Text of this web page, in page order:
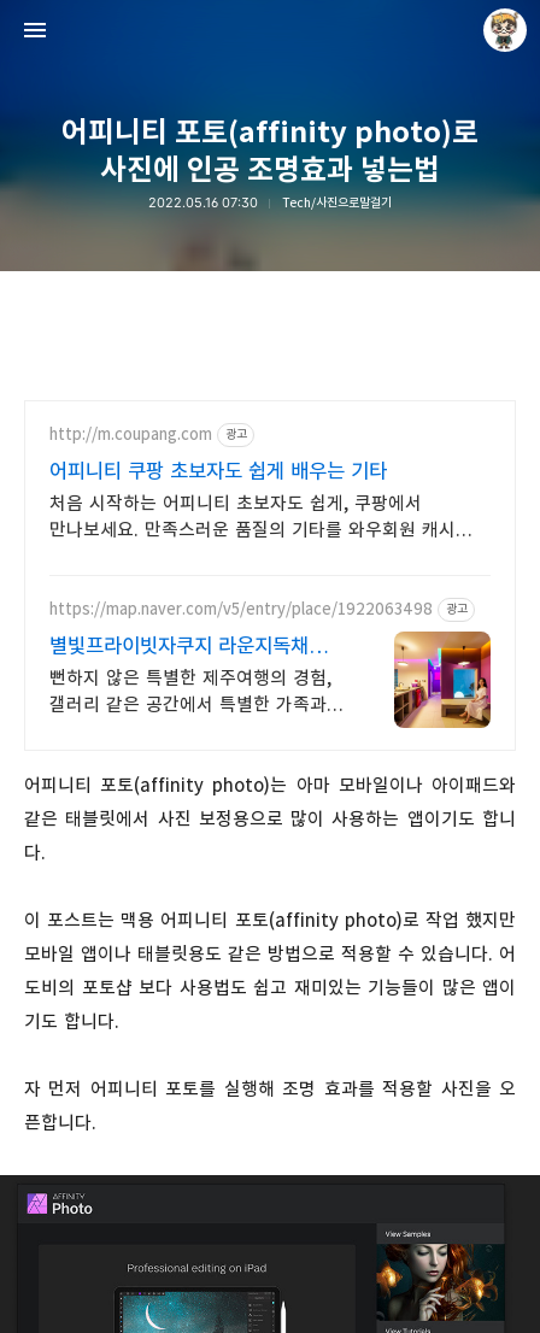
어피니티 포토(affinity photo)로
사진에 인공 조명효과 넣는법
2022.05.16 07:30 Tech/사진으로말걸기
http://m.coupang.com 광고
어피니티 쿠팡 초보자도 쉽게 배우는 기타
처음 시작하는 어피니티 초보자도 쉽게, 쿠팡에서
만나보세요. 만족스러운 품질의 기타를 와우회원 캐시
https://map.naver.com/v5/entry/place/1922063498 광고
별빛프라이빗자쿠지 라운지독채
사진보다 더좋아요. 찐 리뷰
뻔하지 않은 특별한 제주여행의 경험,
갤러리 같은 공간에서 특별한 가족과의
대형스크린, 넓은잔디정원
어피니티 포토(affinity photo)는 아마 모바일이나 아이패드와
같은 태블릿에서 사진 보정용으로 많이 사용하는 앱이기도 합니
다.
이 포스트는 맥용 어피니티 포토(affinity photo)로 작업 했지만
모바일 앱이나 태블릿용도 같은 방법으로 적용할 수 있습니다. 어
도비의 포토샵 보다 사용법도 쉽고 재미있는 기능들이 많은 앱이
기도 합니다.
자 먼저 어피니티 포토를 실행해 조명 효과를 적용할 사진을 오
픈합니다.
Raycat : Photo and Story